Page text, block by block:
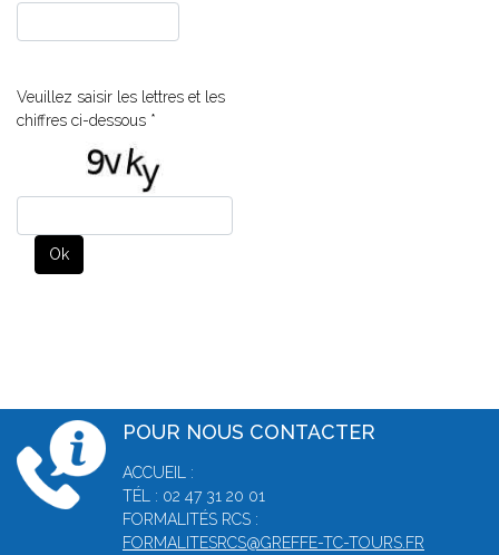
Veuillez saisir les lettres et les
chiffres ci-dessous *
Ok
POUR NOUS CONTACTER
ACCUEIL :
TÉL : 02 47 31 20 01
FORMALITÉS RCS :
FORMALITESRCS@GREFFE-TC-TOURS.FR